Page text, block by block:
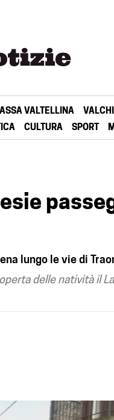
VALTELLINA
CULTURA SPORT
lungo le vie di
delle natività il